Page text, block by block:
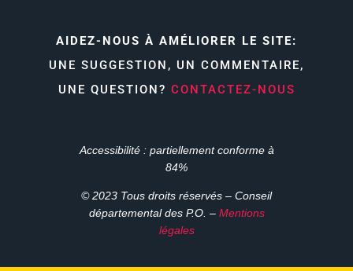
AIDEZ-NOUS À AMÉLIORER LE SITE:
UNE SUGGESTION, UN COMMENTAIRE,
UNE QUESTION? CONTACTEZ-NOUS
Accessibilité : partiellement conforme à
84%
© 2023 Tous droits réservés – Conseil
départemental des P.O. – Mentions
légales